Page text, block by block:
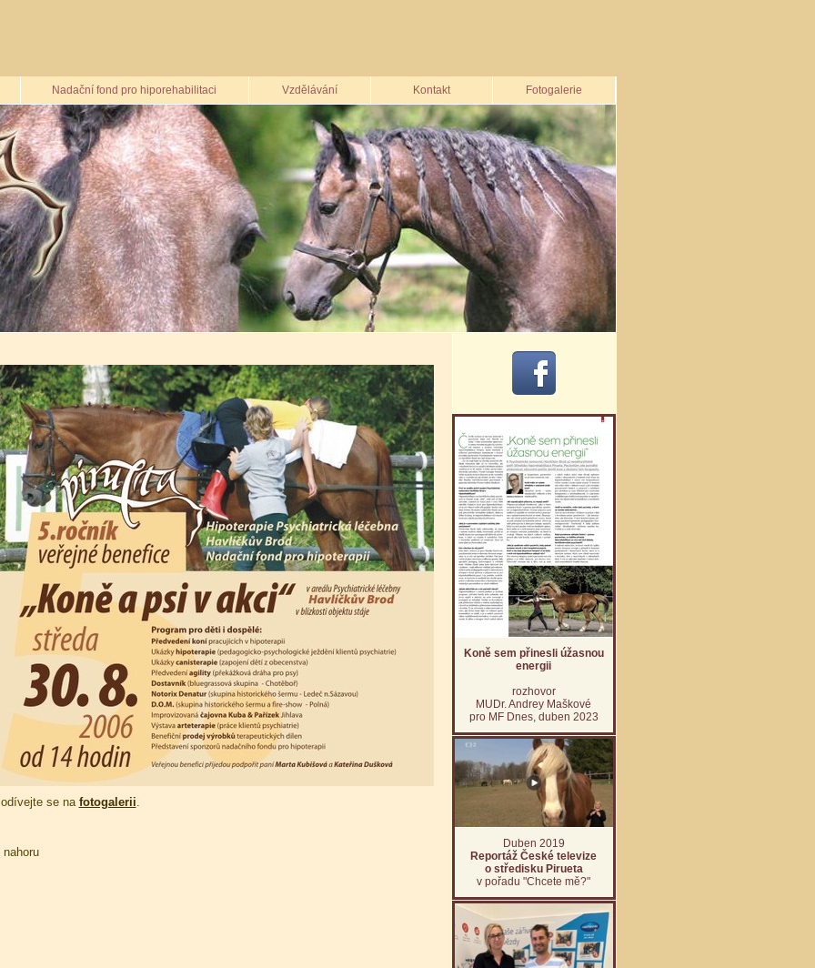
Nadační fond pro hiporehabilitaci Vzdělávání Kontakt Fotogalerie
Koně sem přinesli úžasnou
energii
rozhovor
MUDr. Andrey Maškové
pro MF Dnes, duben 2023
Duben 2019
Reportáž České televize
o středisku Pirueta
v pořadu "Chcete mě?"
se na fotogalerii.
nahoru